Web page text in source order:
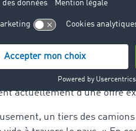
au mois de mai. Mais seuls
un apaisement de ce
efficace des véhicules
disponibles sur le marché
actuellement d'une offre
un tiers des